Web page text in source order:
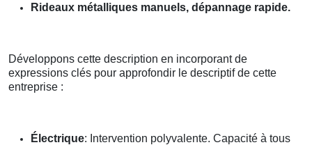
Rideaux métalliques manuels, dépannage rapide.
Développons cette description en incorporant de
expressions clés pour approfondir le descriptif de cette
entreprise :
Électrique: Intervention polyvalente. Capacité à tous